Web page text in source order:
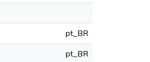
pt_BR
pt_BR